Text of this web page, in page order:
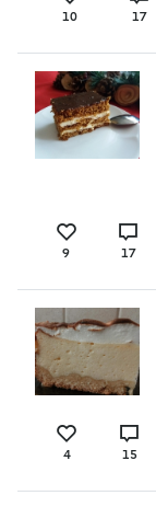
10 17
9 17
4 15